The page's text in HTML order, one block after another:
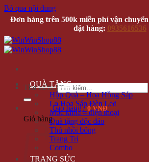
Bỏ qua nội dung
Đơn hàng trên 500k miễn phí vận
đặt hàng: 0935616536
Tìm kiếm:
Giỏ hàng /0 VNĐ
Giỏ hàng
QUÀ TẶNG
Hộp Quà – Hoa Hồng Sáp
Lọ Hoa Sáp Đèn Led
Móc khóa – điện thoại
Quà tặng độc đáo
Thú nhồi bông
Trang Trí
Combo
TRANG SỨC